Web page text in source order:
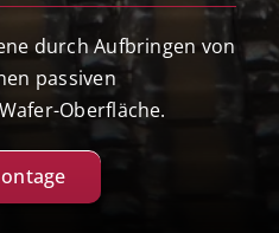
durch Aufbringen von
passiven
Oberfläche.